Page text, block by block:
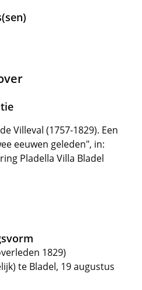
Villeval (1757-1829). Een
eeuwen geleden", in:
Pladella Villa Bladel
1829)
te Bladel, 19 augustus